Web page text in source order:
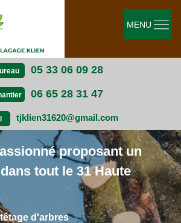
05 33 06 09 28
06 65 28 31 47
tjklien31620@gmail.com
MENU
proposant un
tout le 31 Haute
d'arbres